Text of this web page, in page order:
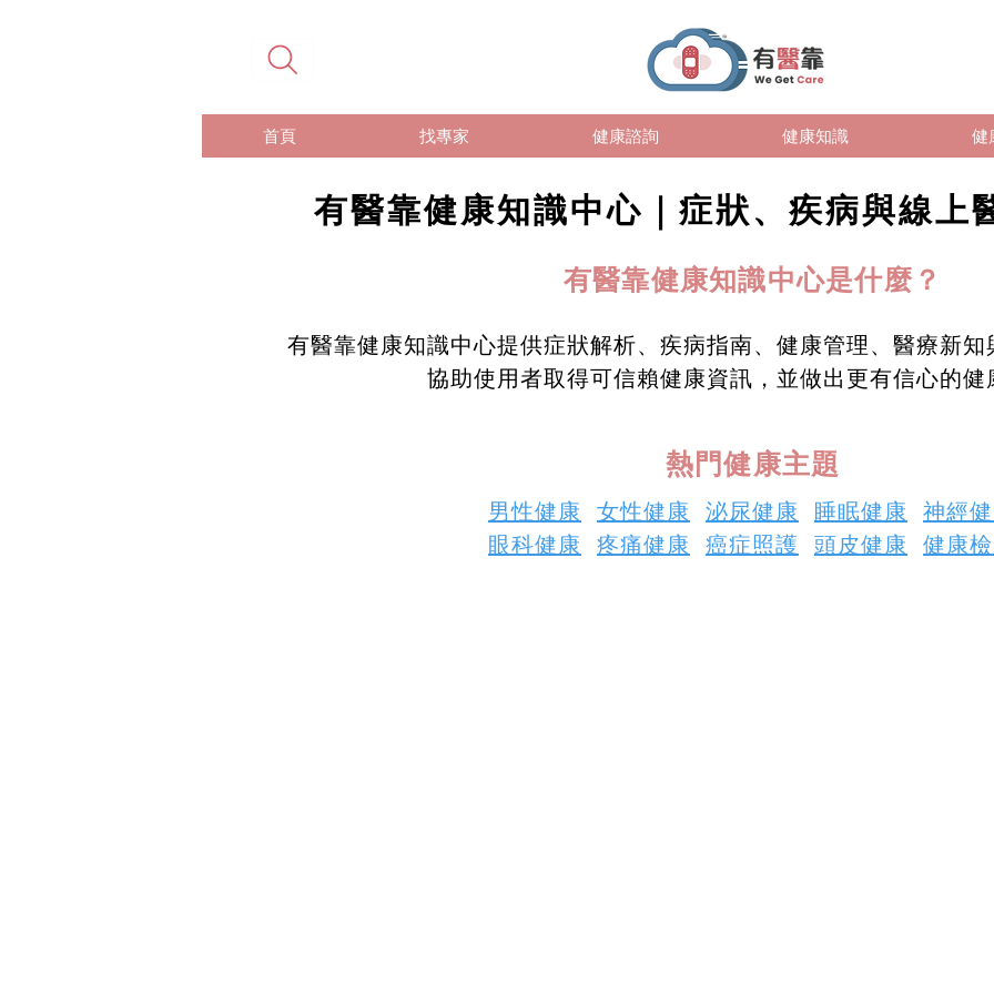
首頁 找專家 健康諮詢 健康知識 健
有醫靠健康知識中心｜症狀、疾病與線上
有醫靠健康知識中心是什麼？
有醫靠健康知識中心提供症狀解析、疾病指南、健康管理、醫療新
協助使用者取得可信賴健康資訊，並做出更有信心的健
熱門健康主題
男性健康 女性健康 泌尿健康 睡眠健康
神經
眼科健康
疼痛健康 癌症照護 頭皮健康 健康